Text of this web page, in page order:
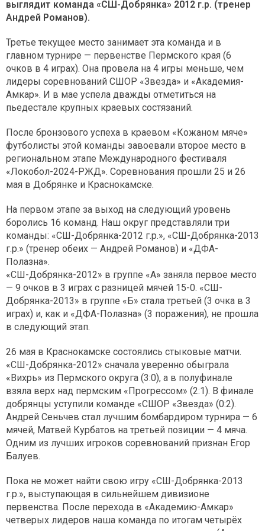
выглядит команда «СШ-Добрянка» 2012 г.р. (тренер
Андрей Романов).
Третье текущее место занимает эта команда и в
главном турнире — первенстве Пермского края (6
очков в 4 играх). Она провела на 4 игры меньше, чем
лидеры соревнований СШОР «Звезда» и «Академия-
Амкар». И в мае успела дважды отметиться на
пьедестале крупных краевых состязаний.
После бронзового успеха в краевом «Кожаном мяче»
футболисты этой команды завоевали второе место в
региональном этапе Международного фестиваля
«Локобол-2024-РЖД». Соревнования прошли 25 и 26
мая в Добрянке и Краснокамске.
На первом этапе за выход на следующий уровень
боролись 16 команд. Наш округ представляли три
команды: «СШ-Добрянка-2012 г.р.», «СШ-Добрянка-2013
г.р.» (тренер обеих — Андрей Романов) и «ДФА-
Полазна».
«СШ-Добрянка-2012» в группе «А» заняла первое место
— 9 очков в 3 играх с разницей мячей 15-0. «СШ-
Добрянка-2013» в группе «Б» стала третьей (3 очка в 3
играх) и, как и «ДФА-Полазна» (3 поражения), не прошла
в следующий этап.
26 мая в Краснокамске состоялись стыковые матчи.
«СШ-Добрянка-2012» сначала уверенно обыграла
«Вихрь» из Пермского округа (3:0), а в полуфинале
взяла верх над пермским «Прогрессом» (2:1). В финале
добрянцы уступили команде «СШОР «Звезда» (0:2).
Андрей Сеньчев стал лучшим бомбардиром турнира — 6
мячей, Матвей Курбатов на третьей позиции — 4 мяча.
Одним из лучших игроков соревнований признан Егор
Балуев.
Пока не может найти свою игру «СШ-Добрянка-2013
г.р.», выступающая в сильнейшем дивизионе
первенства. После перехода в «Академию-Амкар»
четверых лидеров наша команда по итогам четырёх